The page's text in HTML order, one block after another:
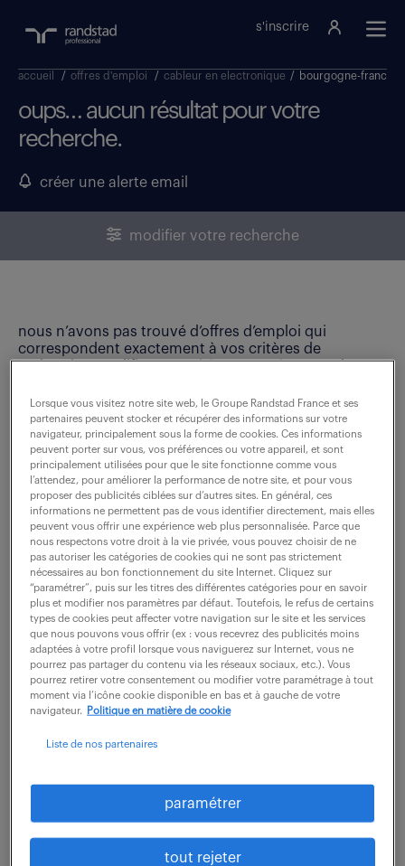
s'inscrire
accueil / offres d'emploi / cableur en electronique / bourgogne-
oups… aucun résultat pour votre
recherche.
créer une alerte email
modifier votre recherche
nous n’avons pas trouvé d’offres d’emploi qui
correspondent exactement à vos critères de
recherche. Modifiez vos critères ou créez une alerte
ne ratez aucune
opportunité.
recevez chaque semaine par mail les offres qui
correspondent à votre dernière recherche.
créer une alerte
votre CV !
Boostez votre visibilité auprès de nos recruteurs
Lorsque vous visitez notre site web, le Groupe Randstad France et ses
partenaires peuvent stocker et récupérer des informations sur votre
navigateur, principalement sous la forme de cookies. Ces informations
peuvent porter sur vous, vos préférences ou votre appareil, et sont
principalement utilisées pour que le site fonctionne comme vous
l’attendez, pour améliorer la performance de notre site, et pour vous
proposer des publicités ciblées sur d’autres sites. En général, ces
informations ne permettent pas de vous identifier directement, mais elles
peuvent vous offrir une expérience web plus personnalisée. Parce que
nous respectons votre droit à la vie privée, vous pouvez choisir de ne
pas autoriser les catégories de cookies qui ne sont pas strictement
nécessaires au bon fonctionnement du site Internet. Cliquez sur
“paramétrer”, puis sur les titres des différentes catégories pour en savoir
plus et modifier nos paramètres par défaut. Toutefois, le refus de certains
types de cookies peut affecter votre navigation sur le site et les services
que nous pouvons vous offrir (ex : vous recevrez des publicités moins
adaptées à votre profil lorsque vous naviguerez sur Internet, vous ne
pourrez pas partager du contenu via les réseaux sociaux, etc.). Vous
pourrez retirer votre consentement ou modifier votre paramétrage à tout
moment via l’icône cookie disponible en bas et à gauche de votre
navigateur.
Politique en matière de cookie
Liste de nos partenaires
paramétrer
tout rejeter